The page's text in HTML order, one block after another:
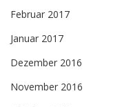
Februar 2017
Januar 2017
Dezember 2016
November 2016